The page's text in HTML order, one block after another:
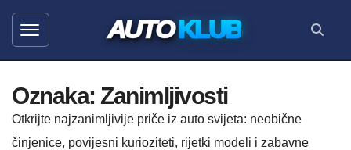
AUTOKLUB
Oznaka: Zanimljivosti
Otkrijte najzanimljivije priče iz auto svijeta: neobične
činjenice, povijesni kurioziteti, rijetki modeli i zabavne